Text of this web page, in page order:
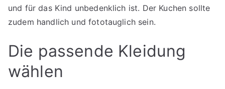
und für das Kind unbedenklich ist. Der Kuchen sollte
zudem handlich und fototauglich sein.
Die passende Kleidung
wählen